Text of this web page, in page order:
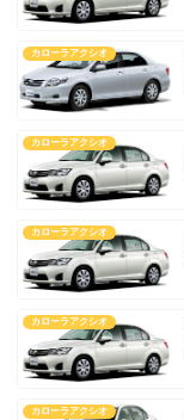
カローラアクシオ
カローラアクシオ
カローラアクシオ
カローラアクシオ
カローラアクシオ